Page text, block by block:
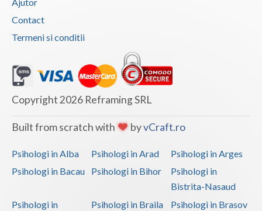
Interventie psihoterapeutica in tulburarea dism... (1)
Logoterapie in tulburarile de comunicare (1)
Psihodiagnostic si evaluare clinica (1)
Psihoterapie - Interventie psihoterapeutica in ... (1)
Psihoterapie - Interventie psihoterapeutica in ... (1)
Psihoterapie - Interventie psihoterapeutica in ... (1)
Psihoterapie - Interventie psihoterapeutica in ... (1)
Psihoterapie - Interventie psihoterapeutica in ... (1)
Psihoterapie - Interventie psihoterapeutica in ... (1)
Contact
Termeni si conditii
Copyright 2026 Reframing SRL
Built from scratch with byvCraft.ro
Psihologi in Alba Psihologi in Arad
Psihologi in Arges
Psihologi in Bacau
Psihologi in Bihor
Psihologi in
Bistrita-Nasaud
Psihologi in
Psihologi in Braila
Psihologi in Brasov